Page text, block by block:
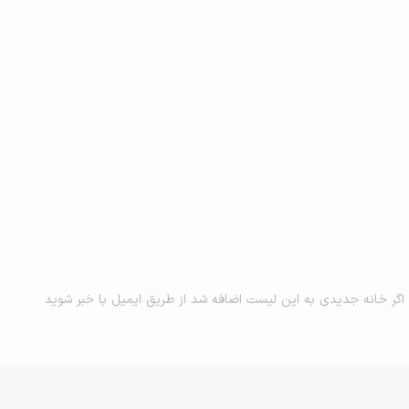
اگر خانه جدیدی به این لیست اضافه شد از طریق ایمیل با خبر شوید